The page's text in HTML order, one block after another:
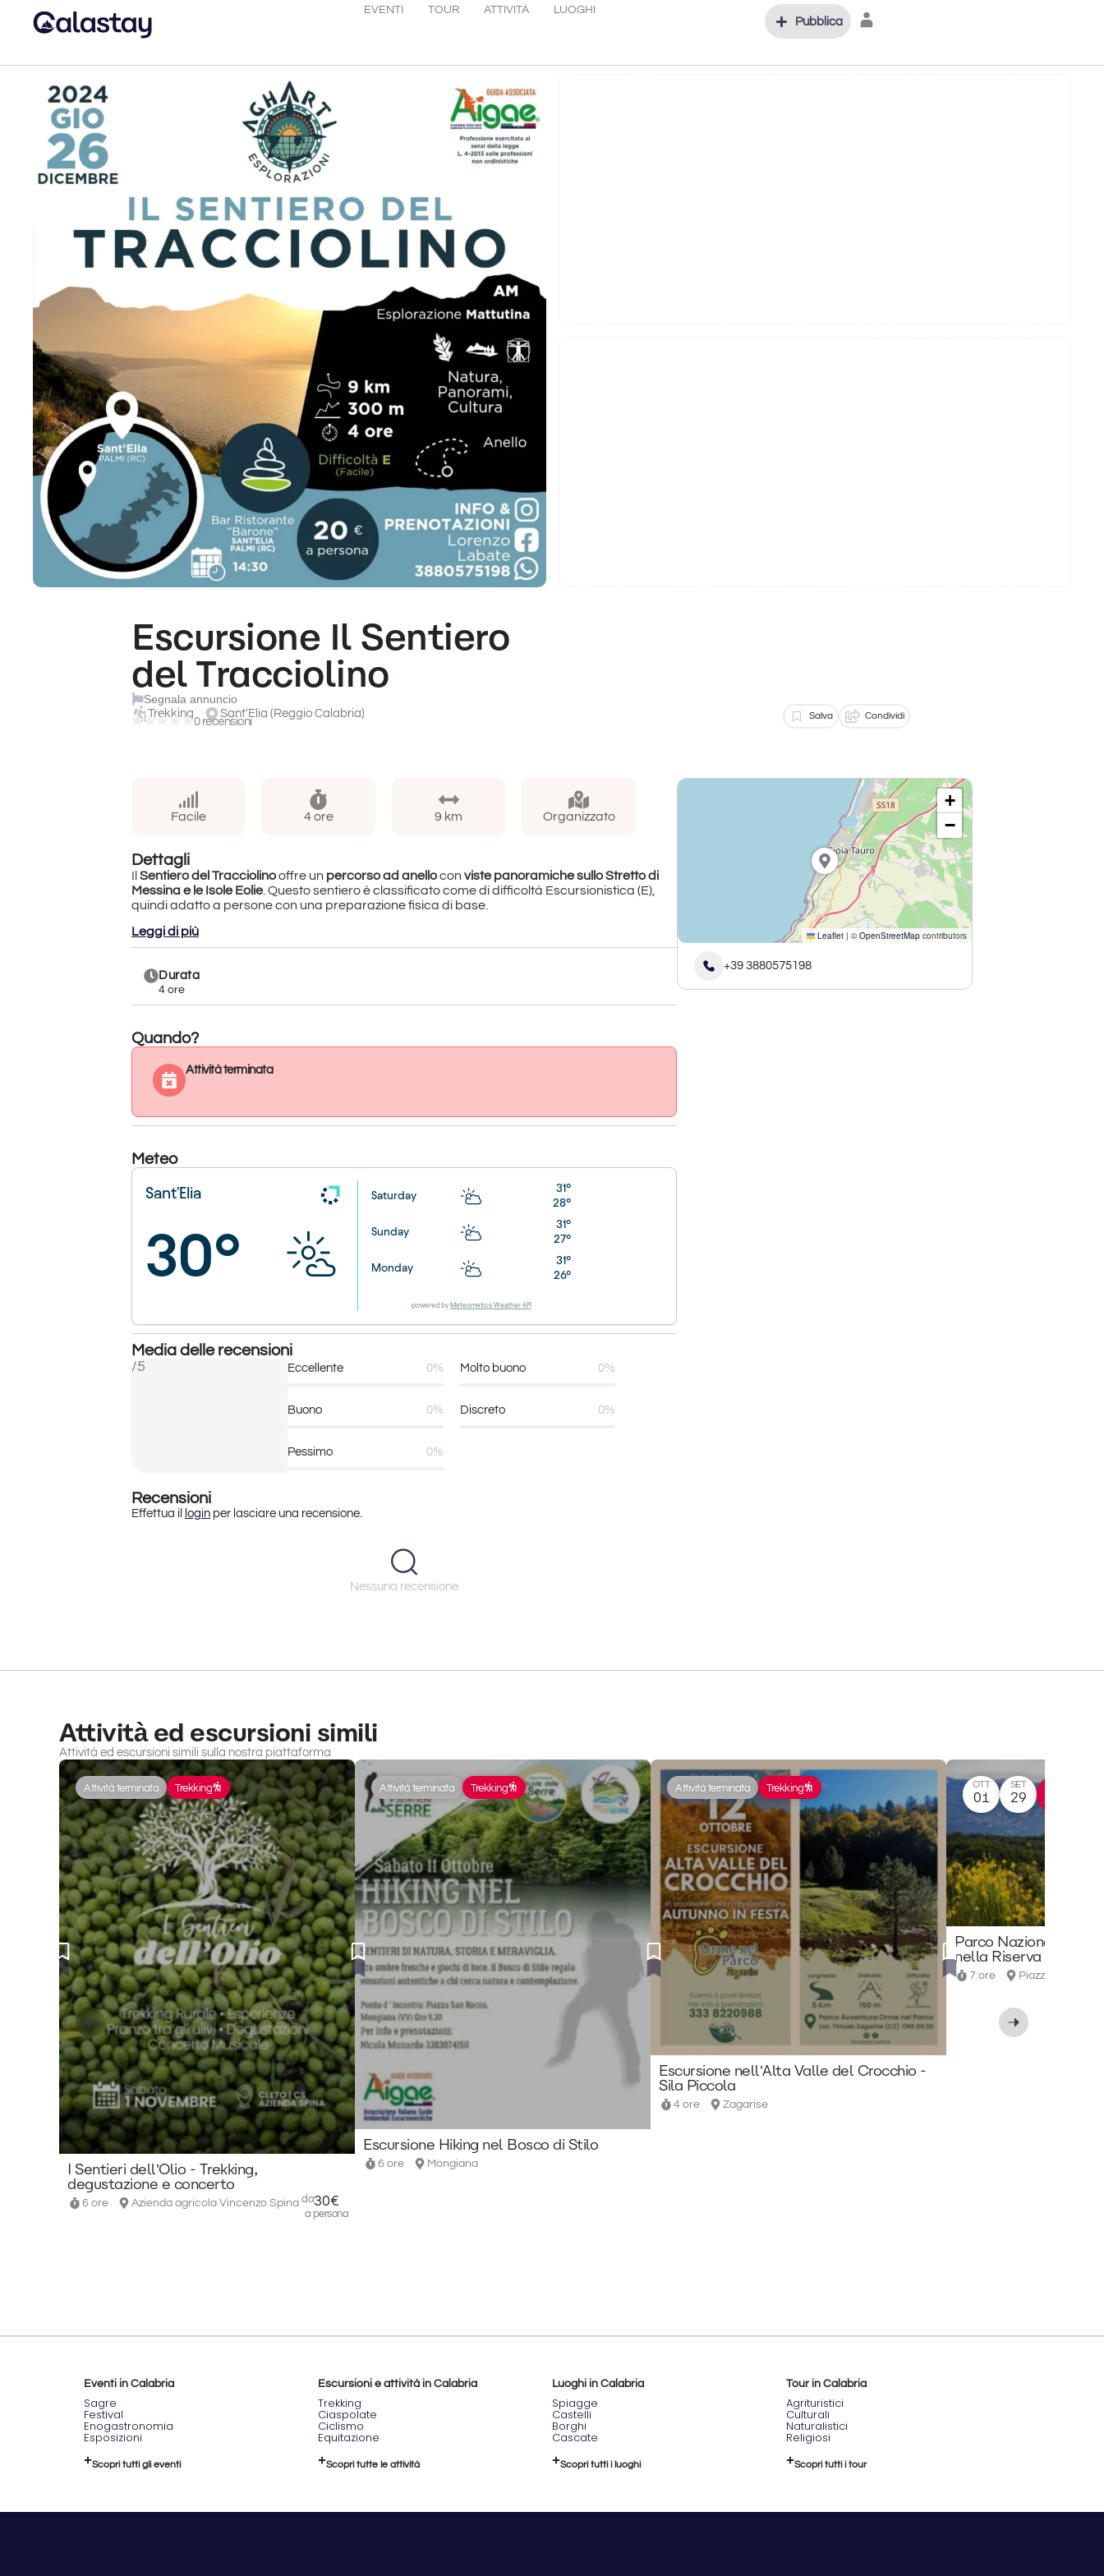
EVENTI TOUR ATTIVITÀ LUOGHI
Pubblica
Escursione Il Sentiero
del Tracciolino
Segnala annuncio
Trekking Sant'Elia (Reggio Calabria)
0 recensioni Salva Condividi
Facile 4 ore 9 km Organizzato
Dettagli
IlSentiero del Tracciolinooffre un percorso ad anellocon viste panoramiche sullo Stretto di
Messina e le Isole Eolie. Questo sentiero è classificato come di difficoltà Escursionistica (E),
quindi adatto a persone con una preparazione fisica di base.
Leggi di più
Durata
4 ore
Quando?
Attività terminata
Meteo
Sant'Elia
30°
Saturday
31°
28°
Sunday
31°
27°
Monday
31°
26°
powered by Meteometics Weather API
Media delle recensioni
/5 Eccellente 0% Molto buono 0%
Buono 0% Discreto 0%
Pessimo 0%
Recensioni
Effettua il login per lasciare una recensione.
Nessuna recensione
+
−
Leaflet | ©OpenStreetMap contributors
+39 3880575198
Attività ed escursioni simili
Attività ed escursioni simili sulla nostra piattaforma
I Sentieri dell’Olio - Trekking,
degustazione e concerto
6 ore Azienda agricola Vincenzo Spina
Attività terminata Trekking
da30€
a persona
Escursione Hiking nel Bosco di Stilo
6 ore Mongiana
Attività terminata Trekking
Escursione nell’Alta Valle del Crocchio -
Sila Piccola
4 ore Zagarise
Attività terminata Trekking
Parco Nazionale del
nella Riserva
7 ore Piazza Aldo
OTT
01
SET
29
Eventi in Calabria
Sagre
Festival
Enogastronomia
Esposizioni
Scopri tutti gli eventi
Escursioni e attività in Calabria
Trekking
Ciaspolate
Ciclismo
Equitazione
Scopri tutte le attività
Luoghi in Calabria
Spiagge
Castelli
Borghi
Cascate
Scopri tutti i luoghi
Tour in Calabria
Agrituristici
Culturali
Naturalistici
Religiosi
Scopri tutti i tour